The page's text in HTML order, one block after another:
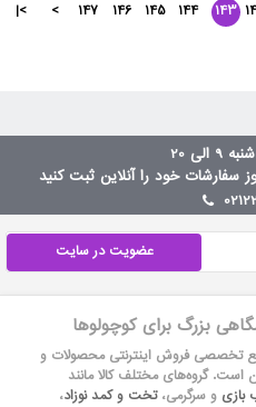
143
144
145
146
147
>
>|
20
عضویت در سایت
بزرگ برای کوچولوها
تخصصی فروش اینترنتی محصولات و
است. گروه‏‏‌های مختلف کالا مانند
بازی و سرگرمی،تخت و کمد نوزاد،